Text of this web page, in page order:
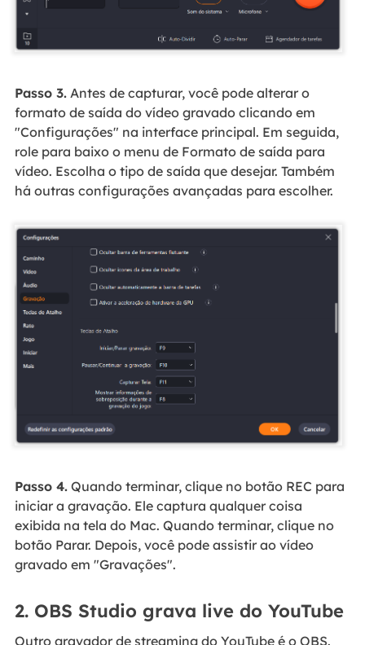
Passo 3.Antes de capturar, você pode alterar o
formato de saída do vídeo gravado clicando em
"Configurações" na interface principal. Em seguida,
role para baixo o menu de Formato de saída para
vídeo. Escolha o tipo de saída que desejar. Também
há outras configurações avançadas para escolher.
Passo 4.Quando terminar, clique no botão REC para
iniciar a gravação. Ele captura qualquer coisa
exibida na tela do Mac. Quando terminar, clique no
botão Parar. Depois, você pode assistir ao vídeo
gravado em "Gravações".
2. OBS Studio grava live do YouTube
Outro gravador de streaming do YouTube é o OBS.